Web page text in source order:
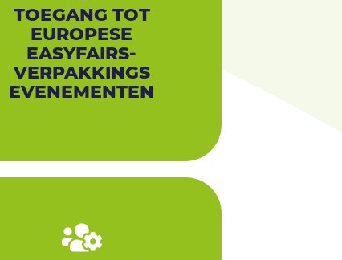
TOEGANG TOT
EUROPESE
EASYFAIRS-
VERPAKKINGS
EVENEMENTEN